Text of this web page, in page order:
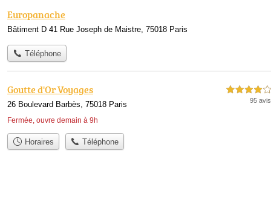
Europanache
Bâtiment D 41 Rue Joseph de Maistre, 75018 Paris
Téléphone
Goutte d'Or Voyages
26 Boulevard Barbès, 75018 Paris
Fermée, ouvre demain à 9h
4,0 étoiles sur 5
95 avis
Horaires Téléphone